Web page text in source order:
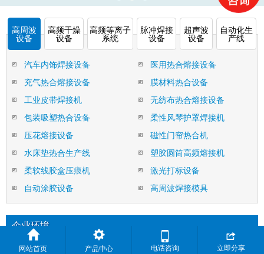
高周波
设备
高频干燥
设备
高频等离子
系统
脉冲焊接
设备
超声波
设备
自动化生
产线
汽车内饰焊接设备
医用热合熔接设备
充气热合熔接设备
膜材料热合设备
工业皮带焊接机
无纺布热合熔接设备
包装吸塑热合设备
柔性风琴护罩焊接机
压花熔接设备
磁性门帘热合机
水床垫热合生产线
塑胶圆筒高频熔接机
柔软线胶盒压痕机
激光打标设备
自动涂胶设备
高周波焊接模具
企业环境
网站首页 产品中心

电话咨询

立即分享